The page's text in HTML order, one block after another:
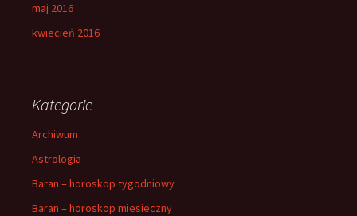
maj 2016
kwiecień 2016
Kategorie
Archiwum
Astrologia
Baran – horoskop tygodniowy
Baran – horoskop miesieczny